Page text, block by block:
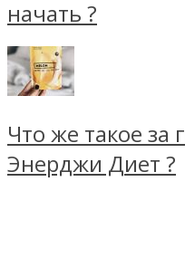
начать ?
Что же такое за
Энерджи Диет ?